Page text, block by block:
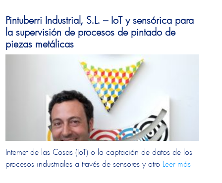
Pintuberri Industrial, S.L. – IoT y sensórica para
la supervisión de procesos de pintado de
piezas metálicas
Internet de las Cosas (IoT) o la captación de datos de los
procesos industriales a través de sensores y otro Leer más